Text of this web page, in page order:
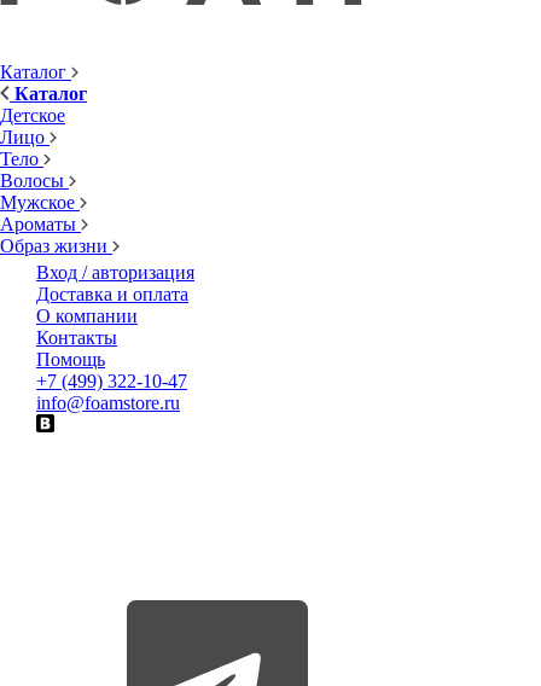
Каталог
Каталог
Детское
Лицо
Тело
Волосы
Мужское
Ароматы
Образ жизни
Вход / авторизация
Доставка и оплата
О компании
Контакты
Помощь
+7 (499) 322-10-47
info@foamstore.ru